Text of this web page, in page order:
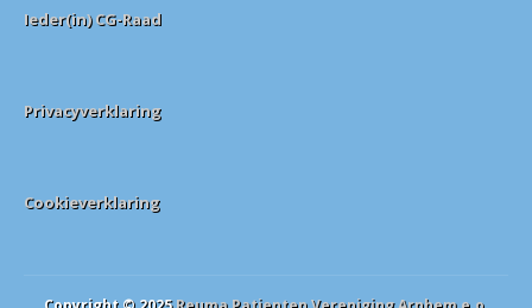
Ieder(in) CG-Raad
Privacyverklaring
Cookieverklaring